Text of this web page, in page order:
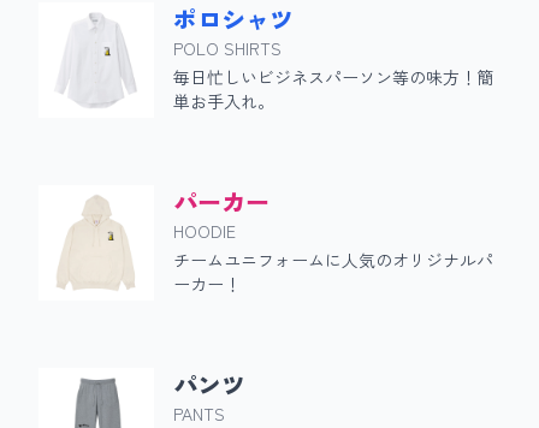
ポロシャツ
POLO SHIRTS
毎日忙しいビジネスパーソン等の味方！簡
単お手入れ。
パーカー
HOODIE
チームユニフォームに人気のオリジナルパ
ーカー！
パンツ
PANTS